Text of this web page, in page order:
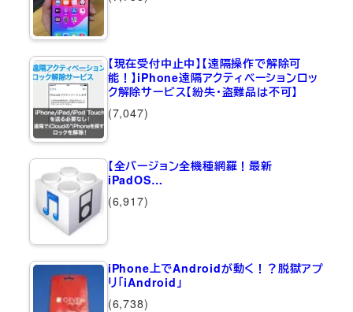
【現在受付中止中】【遠隔操作で解除可
能！】iPhone遠隔アクティベーションロッ
ク解除サービス【紛失・盗難品は不可】
(7,047)
【全バージョン全機種網羅！最新
iPadOS…
(6,917)
iPhone上でAndroidが動く！？脱獄アプ
リ「iAndroid」
(6,738)